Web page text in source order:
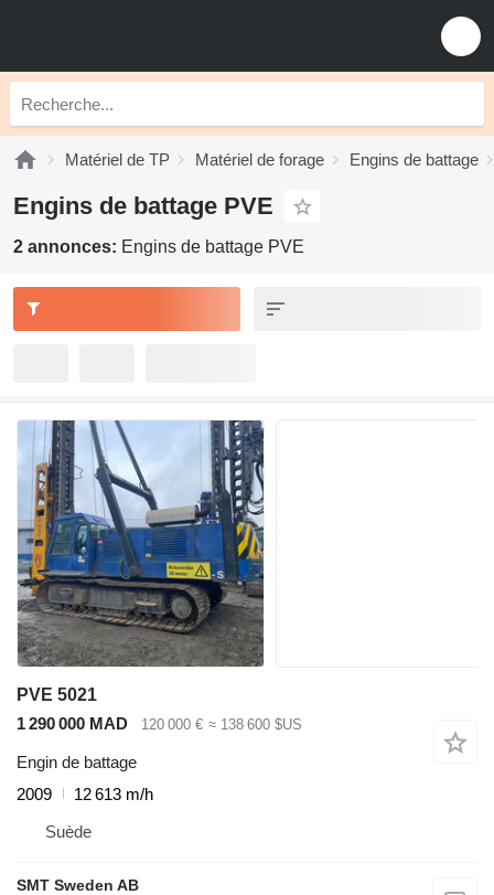
Matériel de TP Matériel de forage Engins de battage
Engins de battage PVE
2 annonces: Engins de battage PVE
PVE 5021
1 290 000 MAD
120 000 € ≈ 138 600 $US
Engin de battage
2009
12 613 m/h
Suède
SMT Sweden AB